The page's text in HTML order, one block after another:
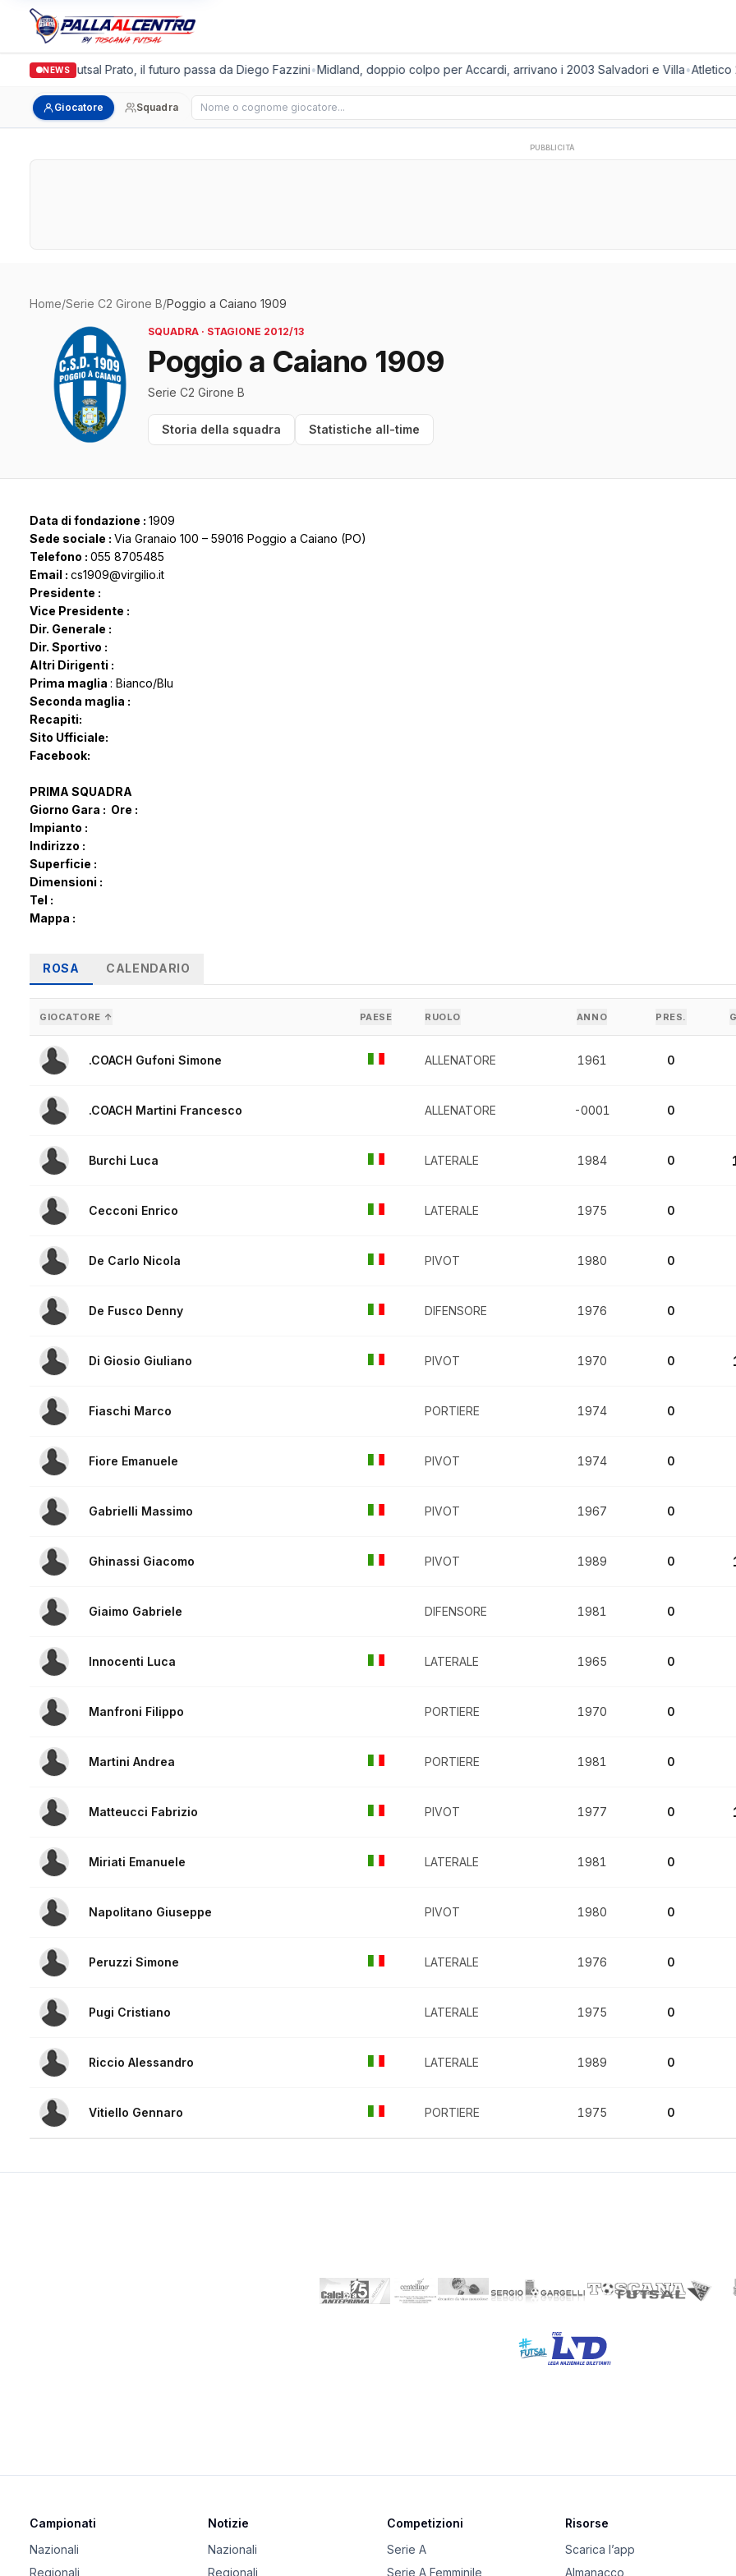
NEWS
Italgronda Futsal Prato, il futuro passa da Diego Fazzini•Midland, doppio colpo per Accardi, arrivano i 2003 Salvadori e Villa•Atletico
Giocatore Squadra Cerca giocatore
PUBBLICITÀ
Home/Serie C2 Girone B/Poggio a Caiano 1909
SQUADRA · STAGIONE 2012/13
Poggio a Caiano 1909
Serie C2 Girone B
Storia della squadra Statistiche all-time
Data di fondazione : 1909
Sede sociale : Via Granaio 100 – 59016 Poggio a Caiano (PO)
Telefono : 055 8705485
Email : cs1909@virgilio.it
Presidente :
Vice Presidente :
Dir. Generale :
Dir. Sportivo :
Altri Dirigenti :
Prima maglia : Bianco/Blu
Seconda maglia :
Recapiti:
Sito Ufficiale:
Facebook:
PRIMA SQUADRA
Giorno Gara : Ore :
Impianto :
Indirizzo :
Superficie :
Dimensioni :
Tel :
Mappa :
ROSA CALENDARIO
GIOCATORE ↑ PAESE RUOLO ANNO PRES.
.COACH Gufoni Simone ALLENATORE 1961 0
.COACH Martini Francesco ALLENATORE -0001 0
Burchi Luca LATERALE 1984 0
Cecconi Enrico LATERALE 1975 0
De Carlo Nicola PIVOT 1980 0
De Fusco Denny DIFENSORE 1976 0
Di Giosio Giuliano PIVOT 1970 0
Fiaschi Marco PORTIERE 1974 0
Fiore Emanuele PIVOT 1974 0
Gabrielli Massimo PIVOT 1967 0
Ghinassi Giacomo PIVOT 1989 0
Giaimo Gabriele DIFENSORE 1981 0
Innocenti Luca LATERALE 1965 0
Manfroni Filippo PORTIERE 1970 0
Martini Andrea PORTIERE 1981 0
Matteucci Fabrizio PIVOT 1977 0
Miriati Emanuele LATERALE 1981 0
Napolitano Giuseppe PIVOT 1980 0
Peruzzi Simone LATERALE 1976 0
Pugi Cristiano LATERALE 1975 0
Riccio Alessandro LATERALE 1989 0
Vitiello Gennaro PORTIERE 1975 0
Campionati
Nazionali
Regionali
Notizie
Nazionali
Regionali
Competizioni
Serie A
Serie A Femminile
Risorse
Scarica l’app
Almanacco